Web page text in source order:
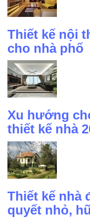
Thiết kế nội
cho nhà phố
Xu hướng
thiết kế nhà
Thiết kế nhà
quyết nhỏ,